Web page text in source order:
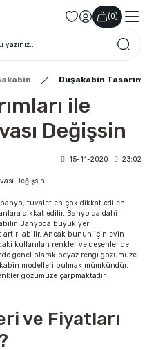
(0)
Duşakabin
ile
Değişsin
15-11-2020 23:02
tuvalet en çok dikkat edilen
dikkat edilir. Banyo da dahi
Banyoda büyük yer
artırılabilir. Ancak bunun için evin
kullanılan renkler ve desenler de
genel olarak beyaz rengi gözümüze
modelleri bulmak mümkündür.
gözümüze çarpmaktadır.
ve Fiyatları